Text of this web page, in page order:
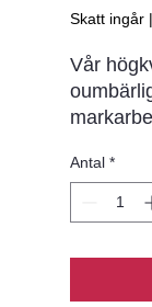
Skatt ingår |
Vår
förbättrar
Antal *